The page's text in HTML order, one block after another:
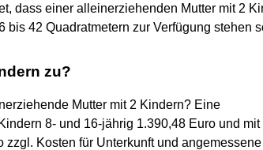
dass einer alleinerziehenden Mutter mit 2
42 Quadratmetern zur Verfügung stehen
zu?
Mutter mit 2 Kindern? Eine
8- und 16-jährig 1.390,48 Euro und mit
Kosten für Unterkunft und angemessene